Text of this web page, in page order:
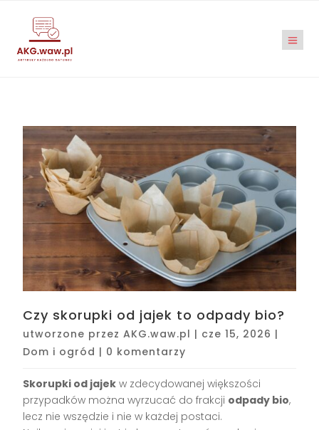
Czy skorupki od jajek to odpady bio?
utworzone przezAKG.waw.pl | cze 15, 2026 |
Dom i ogród | 0 komentarzy
Skorupki od jajek w zdecydowanej większości
przypadków można wyrzucać do frakcji odpady bio,
lecz nie wszędzie i nie w każdej postaci.